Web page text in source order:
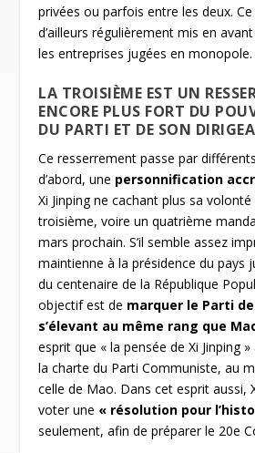
privées ou parfois entre les deux.
d’ailleurs régulièrement mis en
les entreprises jugées en monopole.
LA TROISIÈME EST UN
ENCORE PLUS FORT DU
DU PARTI ET DE SON
Ce resserrement passe par
d’abord, une personnification
Xi Jinping ne cachant plus sa
troisième, voire un quatrième
mars prochain. S’il semble assez
maintienne à la présidence du pays
du centenaire de la République
objectif est de marquer le Parti
s’élevant au même rang que
esprit que « la pensée de Xi Jinping
la charte du Parti Communiste, au
celle de Mao. Dans cet esprit aussi,
voter une « résolution pour
seulement, afin de préparer le 20e